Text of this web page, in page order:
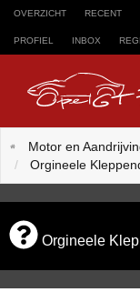
OVERZICHT RECENT
PROFIEL INBOX
Trefwoord
Zoeken op
Motor en
Orgineele
Orgineele